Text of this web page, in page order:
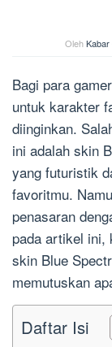
Oleh
Bagi para
untuk karakter
diinginkan.
ini adalah skin
yang futuristik
favoritmu.
penasaran
pada artikel ini,
skin Blue
memutuskan
Daftar Isi